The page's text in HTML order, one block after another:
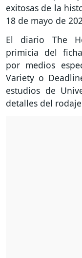
exitosas de la
18 de mayo de
El diario The
primicia del
por medios
Variety o
estudios de
detalles del